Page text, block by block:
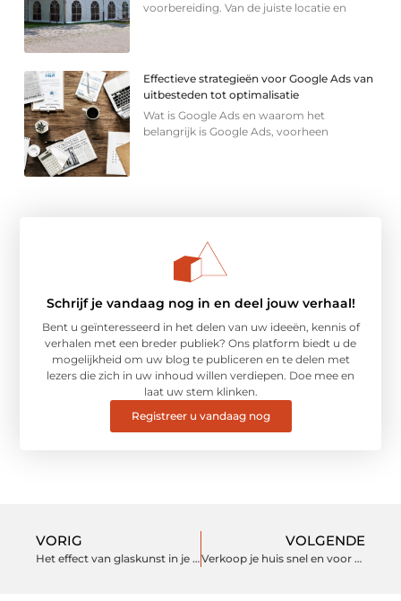
voorbereiding. Van de juiste locatie en
Effectieve strategieën voor Google Ads van
uitbesteden tot optimalisatie
Wat is Google Ads en waarom het
belangrijk is Google Ads, voorheen
Schrijf je vandaag nog in en deel jouw verhaal!
Bent u geïnteresseerd in het delen van uw ideeën, kennis of
verhalen met een breder publiek? Ons platform biedt u de
mogelijkheid om uw blog te publiceren en te delen met
lezers die zich in uw inhoud willen verdiepen. Doe mee en
laat uw stem klinken.
Registreer u vandaag nog
VORIG
Het effect van glaskunst in je leven
VOLGENDE
Verkoop je huis snel en voor een eerlijke prijs